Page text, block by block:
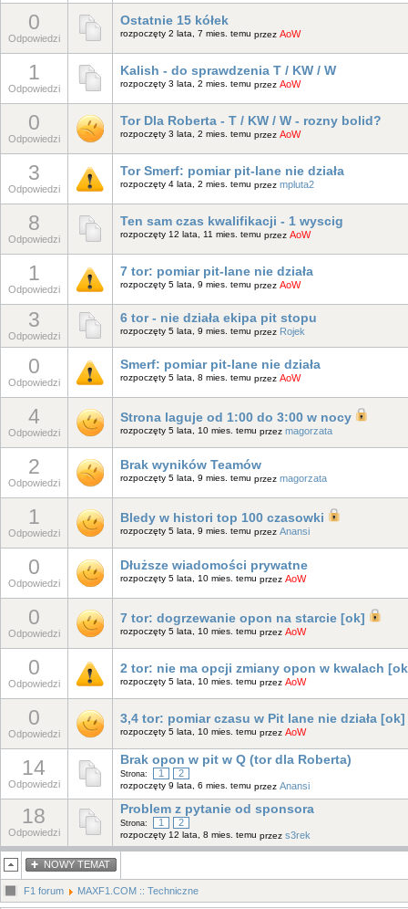
0
Odpowiedzi
Ostatnie 15 kółek
rozpoczęty 2 lata, 7 mies. temu przez AoW
1
Odpowiedzi
Kalish - do sprawdzenia T / KW / W
rozpoczęty 3 lata, 2 mies. temu przez AoW
0
Odpowiedzi
Tor Dla Roberta - T / KW / W - rozny bolid?
rozpoczęty 3 lata, 2 mies. temu przez AoW
3
Odpowiedzi
Tor Smerf: pomiar pit-lane nie działa
rozpoczęty 4 lata, 2 mies. temu przez mpluta2
8
Odpowiedzi
Ten sam czas kwalifikacji - 1 wyscig
rozpoczęty 12 lata, 11 mies. temu przez AoW
1
Odpowiedzi
7 tor: pomiar pit-lane nie działa
rozpoczęty 5 lata, 9 mies. temu przez AoW
3
Odpowiedzi
6 tor - nie działa ekipa pit stopu
rozpoczęty 5 lata, 9 mies. temu przez Rojek
0
Odpowiedzi
Smerf: pomiar pit-lane nie działa
rozpoczęty 5 lata, 8 mies. temu przez AoW
4
Odpowiedzi
Strona laguje od 1:00 do 3:00 w nocy
rozpoczęty 5 lata, 10 mies. temu przez magorzata
2
Odpowiedzi
Brak wyników Teamów
rozpoczęty 5 lata, 9 mies. temu przez magorzata
1
Odpowiedzi
Bledy w histori top 100 czasowki
rozpoczęty 5 lata, 9 mies. temu przez Anansi
0
Odpowiedzi
Dłuższe wiadomości prywatne
rozpoczęty 5 lata, 10 mies. temu przez AoW
0
Odpowiedzi
7 tor: dogrzewanie opon na starcie [ok]
rozpoczęty 5 lata, 10 mies. temu przez AoW
0
Odpowiedzi
2 tor: nie ma opcji zmiany opon w kwalach
rozpoczęty 5 lata, 10 mies. temu przez AoW
0
Odpowiedzi
3,4 tor: pomiar czasu w Pit lane nie działa [ok]
rozpoczęty 5 lata, 10 mies. temu przez AoW
14
Odpowiedzi
Brak opon w pit w Q (tor dla Roberta)
Strona: 1 2
rozpoczęty 9 lata, 6 mies. temu przez Anansi
18
Odpowiedzi
Problem z pytanie od sponsora
Strona: 1 2
rozpoczęty 12 lata, 8 mies. temu przez s3rek
NOWY TEMAT
F1 forum MAXF1.COM :: Techniczne